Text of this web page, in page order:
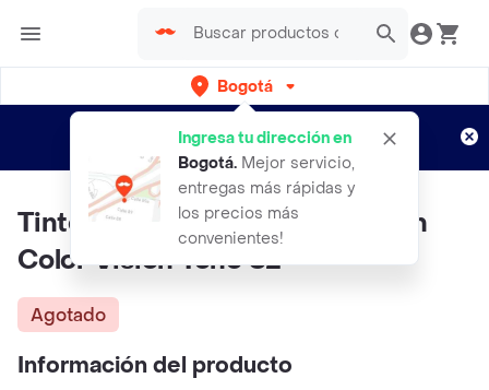
Bogotá
Ingresa tu dirección en
Bogotá. Mejor servicio,
entregas más rápidas y
los precios más
convenientes!
envíos gratis por semanas
Aplican TyC
Tinte DUVY CLASS Color Vision
Color Vision Tono 82
Agotado
Información del producto